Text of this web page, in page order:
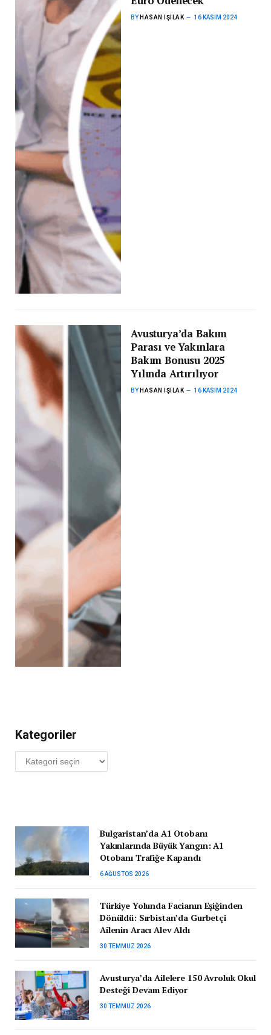
BY HASAN IŞILAK 16 KASIM 2024
Avusturya’da Bakım
Parası ve Yakınlara
Bakım Bonusu 2025
Yılında Artırılıyor
BY HASAN IŞILAK 16 KASIM 2024
Kategoriler
Kategoriler
Bulgaristan’da A1 Otobanı
Yakınlarında Büyük Yangın: A1
Otobanı Trafiğe Kapandı
6 AĞUSTOS 2026
Türkiye Yolunda Facianın Eşiğinden
Dönüldü: Sırbistan’da Gurbetçi
Ailenin Aracı Alev Aldı
30 TEMMUZ 2026
Avusturya’da Ailelere 150 Avroluk Okul
Desteği Devam Ediyor
30 TEMMUZ 2026